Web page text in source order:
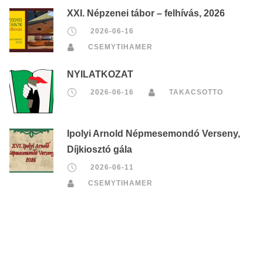
XXI. Népzenei tábor – felhívás, 2026
2026-06-16
CSEMYTIHAMER
NYILATKOZAT
2026-06-16 TAKACSOTTO
Ipolyi Arnold Népmesemondó Verseny,
Díjkiosztó gála
2026-06-11
CSEMYTIHAMER